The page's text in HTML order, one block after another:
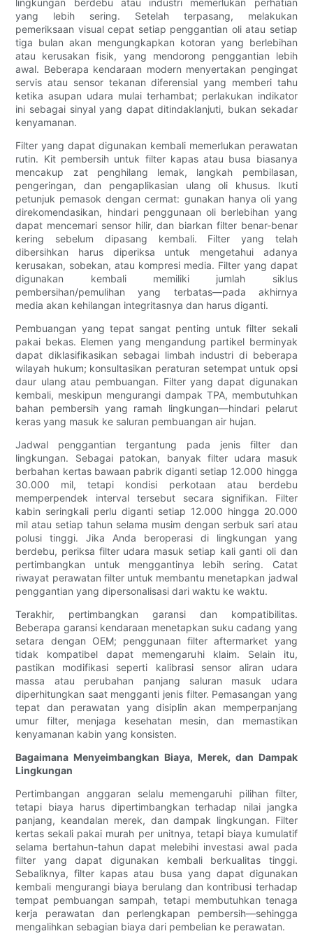
lingkungan berdebu atau industri memerlukan perhatian
yang lebih sering. Setelah terpasang, melakukan
pemeriksaan visual cepat setiap penggantian oli atau setiap
tiga bulan akan mengungkapkan kotoran yang berlebihan
atau kerusakan fisik, yang mendorong penggantian lebih
awal. Beberapa kendaraan modern menyertakan pengingat
servis atau sensor tekanan diferensial yang memberi tahu
ketika asupan udara mulai terhambat; perlakukan indikator
ini sebagai sinyal yang dapat ditindaklanjuti, bukan sekadar
kenyamanan.
Filter yang dapat digunakan kembali memerlukan perawatan
rutin. Kit pembersih untuk filter kapas atau busa biasanya
mencakup zat penghilang lemak, langkah pembilasan,
pengeringan, dan pengaplikasian ulang oli khusus. Ikuti
petunjuk pemasok dengan cermat: gunakan hanya oli yang
direkomendasikan, hindari penggunaan oli berlebihan yang
dapat mencemari sensor hilir, dan biarkan filter benar-benar
kering sebelum dipasang kembali. Filter yang telah
dibersihkan harus diperiksa untuk mengetahui adanya
kerusakan, sobekan, atau kompresi media. Filter yang dapat
digunakan kembali memiliki jumlah siklus
pembersihan/pemulihan yang terbatas—pada akhirnya
media akan kehilangan integritasnya dan harus diganti.
Pembuangan yang tepat sangat penting untuk filter sekali
pakai bekas. Elemen yang mengandung partikel berminyak
dapat diklasifikasikan sebagai limbah industri di beberapa
wilayah hukum; konsultasikan peraturan setempat untuk opsi
daur ulang atau pembuangan. Filter yang dapat digunakan
kembali, meskipun mengurangi dampak TPA, membutuhkan
bahan pembersih yang ramah lingkungan—hindari pelarut
keras yang masuk ke saluran pembuangan air hujan.
Jadwal penggantian tergantung pada jenis filter dan
lingkungan. Sebagai patokan, banyak filter udara masuk
berbahan kertas bawaan pabrik diganti setiap 12.000 hingga
30.000 mil, tetapi kondisi perkotaan atau berdebu
memperpendek interval tersebut secara signifikan. Filter
kabin seringkali perlu diganti setiap 12.000 hingga 20.000
mil atau setiap tahun selama musim dengan serbuk sari atau
polusi tinggi. Jika Anda beroperasi di lingkungan yang
berdebu, periksa filter udara masuk setiap kali ganti oli dan
pertimbangkan untuk menggantinya lebih sering. Catat
riwayat perawatan filter untuk membantu menetapkan jadwal
penggantian yang dipersonalisasi dari waktu ke waktu.
Terakhir, pertimbangkan garansi dan kompatibilitas.
Beberapa garansi kendaraan menetapkan suku cadang yang
setara dengan OEM; penggunaan filter aftermarket yang
tidak kompatibel dapat memengaruhi klaim. Selain itu,
pastikan modifikasi seperti kalibrasi sensor aliran udara
massa atau perubahan panjang saluran masuk udara
diperhitungkan saat mengganti jenis filter. Pemasangan yang
tepat dan perawatan yang disiplin akan memperpanjang
umur filter, menjaga kesehatan mesin, dan memastikan
kenyamanan kabin yang konsisten.
Bagaimana Menyeimbangkan Biaya, Merek, dan Dampak
Lingkungan
Pertimbangan anggaran selalu memengaruhi pilihan filter,
tetapi biaya harus dipertimbangkan terhadap nilai jangka
panjang, keandalan merek, dan dampak lingkungan. Filter
kertas sekali pakai murah per unitnya, tetapi biaya kumulatif
selama bertahun-tahun dapat melebihi investasi awal pada
filter yang dapat digunakan kembali berkualitas tinggi.
Sebaliknya, filter kapas atau busa yang dapat digunakan
kembali mengurangi biaya berulang dan kontribusi terhadap
tempat pembuangan sampah, tetapi membutuhkan tenaga
kerja perawatan dan perlengkapan pembersih—sehingga
mengalihkan sebagian biaya dari pembelian ke perawatan.